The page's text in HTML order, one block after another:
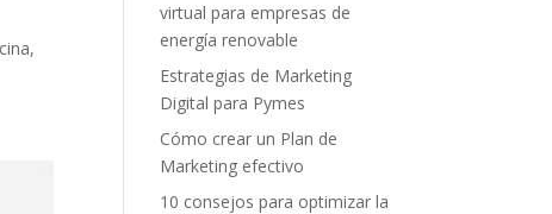
virtual para empresas de
energía renovable
Estrategias de Marketing
Digital para Pymes
Cómo crear un Plan de
Marketing efectivo
10 consejos para optimizar la